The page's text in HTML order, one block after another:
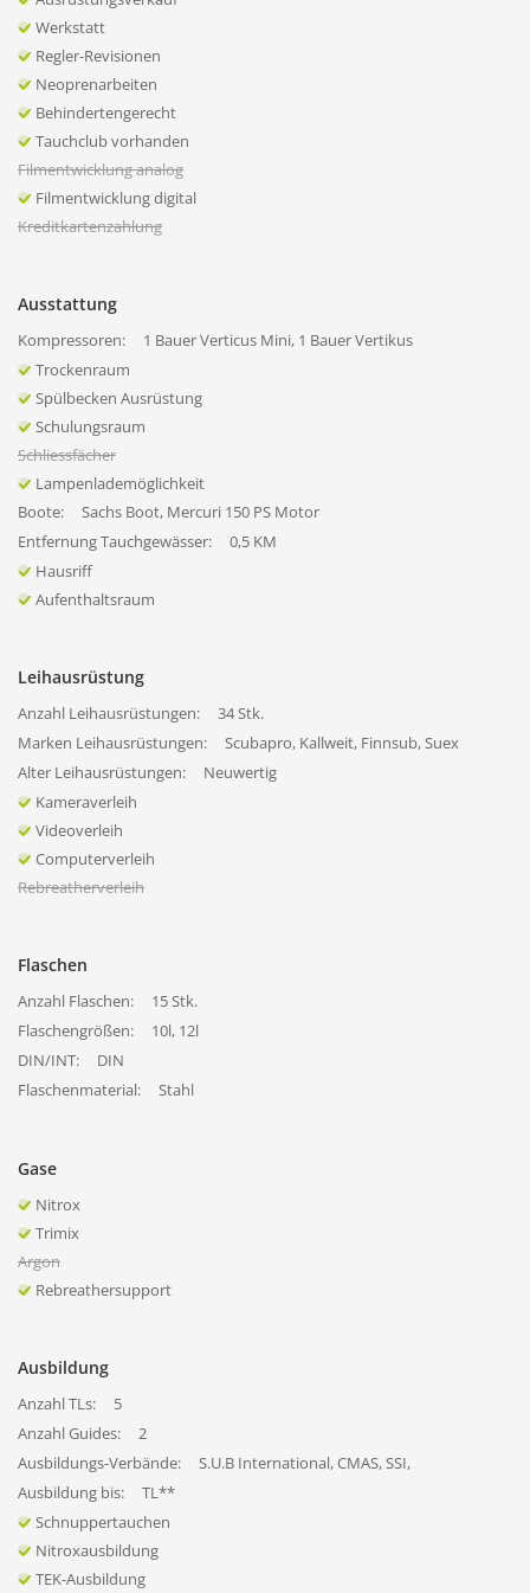
Werkstatt
Regler-Revisionen
Neoprenarbeiten
Behindertengerecht
Tauchclub vorhanden
Filmentwicklung analog
Filmentwicklung digital
Kreditkartenzahlung
Ausstattung
Kompressoren:
1 Bauer Verticus Mini, 1 Bauer Vertikus
Trockenraum
Spülbecken Ausrüstung
Schulungsraum
Schliessfächer
Lampenlademöglichkeit
Boote:
Sachs Boot, Mercuri 150 PS Motor
Entfernung Tauchgewässer:
0,5 KM
Hausriff
Aufenthaltsraum
Leihausrüstung
Anzahl Leihausrüstungen:
34 Stk.
Marken Leihausrüstungen:
Scubapro, Kallweit, Finnsub, Suex
Alter Leihausrüstungen:
Neuwertig
Kameraverleih
Videoverleih
Computerverleih
Rebreatherverleih
Flaschen
Anzahl Flaschen:
15 Stk.
Flaschengrößen:
10l, 12l
DIN/INT:
DIN
Flaschenmaterial:
Stahl
Gase
Nitrox
Trimix
Argon
Rebreathersupport
Ausbildung
Anzahl TLs:
5
Anzahl Guides:
2
Ausbildungs-Verbände:
S.U.B International, CMAS, SSI,
Ausbildung bis:
TL**
Schnuppertauchen
Nitroxausbildung
TEK-Ausbildung